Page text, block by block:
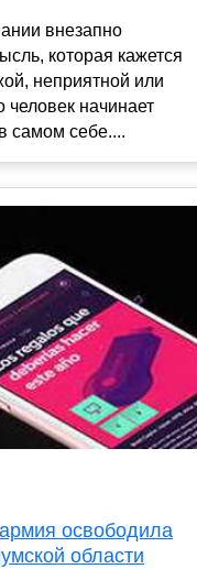
внезапно
которая кажется
неприятной или
человек начинает
самом себе....
освободила
области